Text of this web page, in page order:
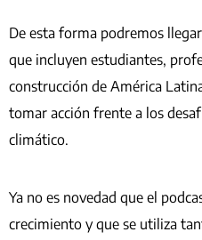
De esta forma podremos
que incluyen estudiantes,
construcción de América
tomar acción frente a los
climático.
Ya no es novedad que el
crecimiento y que se utiliza